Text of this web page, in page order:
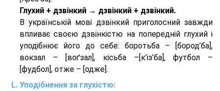
Глухий + дзвінкий → дзвінкий + дзвінкий.
В українській мові дзвінкий приголосний завжди
впливає своєю дзвінкістю на попередній глухий і
уподібнює його до себе: боротьба – [бород’ба],
вокзал – [воґзал], кісьба –[к’із’ба], футбол –
[фудбол], отже – [одже].
Уподібнення за глухістю: